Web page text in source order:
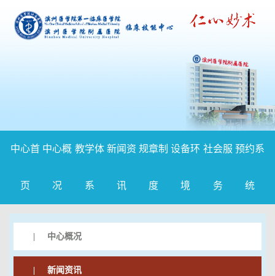
中心首
页
中心概
况
教学体
系
新闻资
讯
规章制
度
设备环
境
社会服
务
预约系
统
中心概况
新闻资讯